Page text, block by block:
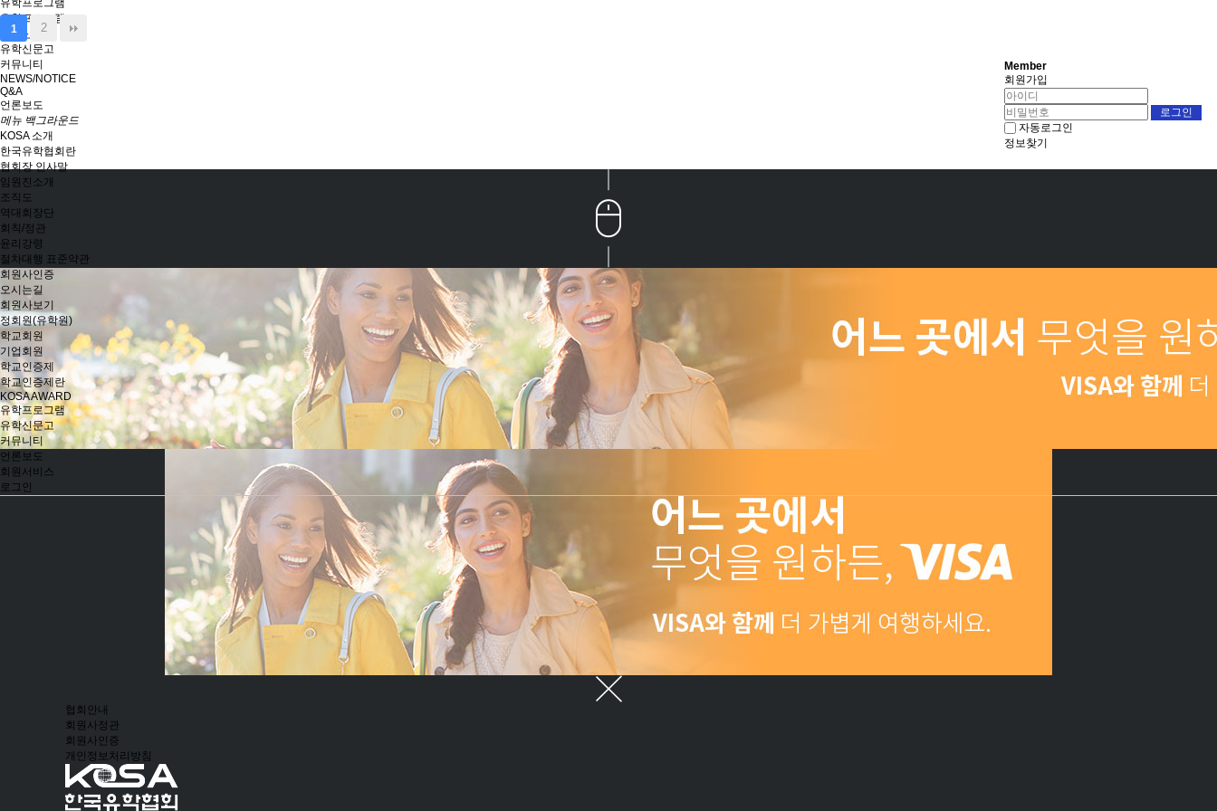
유학프로그램
유학프로그램
유학신문고
유학신문고
커뮤니티
NEWS/NOTICE
Q&A
언론보도
메뉴 백그라운드
KOSA 소개
한국유학협회란
협회장 인사말
임원진소개
조직도
역대회장단
회칙/정관
윤리강령
절차대행 표준약관
회원사인증
오시는길
회원사보기
정회원(유학원)
학교회원
기업회원
학교인증제
학교인증제란
KOSA AWARD
유학프로그램
유학신문고
커뮤니티
언론보도
회원서비스
로그인
1 2
Member
회원가입
자동로그인
정보찾기
협회안내
회원사정관
회원사인증
개인정보처리방침